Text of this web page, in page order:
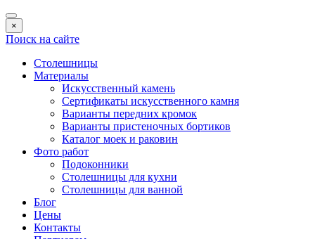
×
Поиск на сайте
Столешницы
Материалы
Искусственный камень
Сертификаты искусственного камня
Варианты передних кромок
Варианты пристеночных бортиков
Каталог моек и раковин
Фото работ
Подоконники
Столешницы для кухни
Столешницы для ванной
Блог
Цены
Контакты